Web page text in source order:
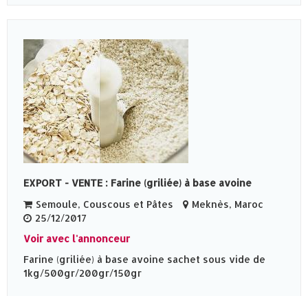
EXPORT - VENTE : Farine (griliée) à base avoine
Semoule, Couscous et Pâtes
Meknès‎, Maroc
25/12/2017
Voir avec l'annonceur
Farine (griliée) à base avoine sachet sous vide de
1kg/500gr/200gr/150gr